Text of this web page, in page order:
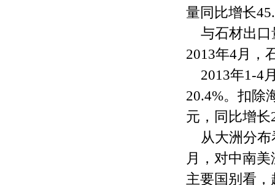
量同比增长
与石材出
2013年4月，
2013年1-4
20.4%。扣除
元，同比增长
从大洲分
月，对中南
主要国别看，